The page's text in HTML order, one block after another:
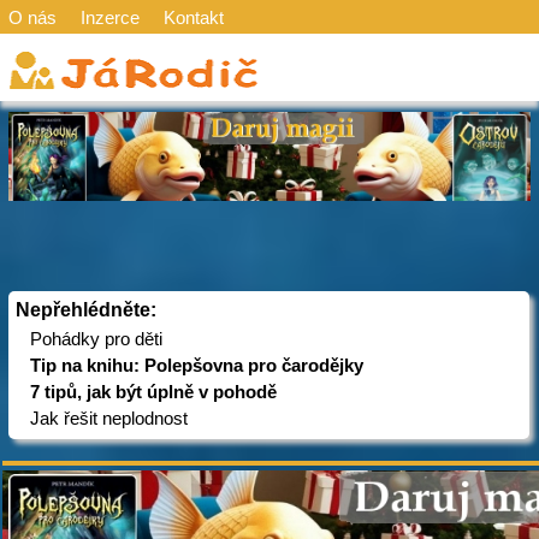
O nás Inzerce Kontakt
Nepřehlédněte:
Pohádky pro děti
Tip na knihu: Polepšovna pro čarodějky
7 tipů, jak být úplně v pohodě
Jak řešit neplodnost